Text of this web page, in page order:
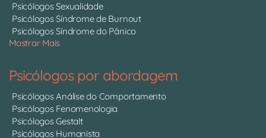
Psicólogos Sexualidade
Psicólogos Síndrome de Burnout
Psicólogos Síndrome do Pânico
Mostrar Mais
Psicólogos por abordagem
Psicólogos Análise do Comportamento
Psicólogos Fenomenologia
Psicólogos Gestalt
Psicólogos Humanista